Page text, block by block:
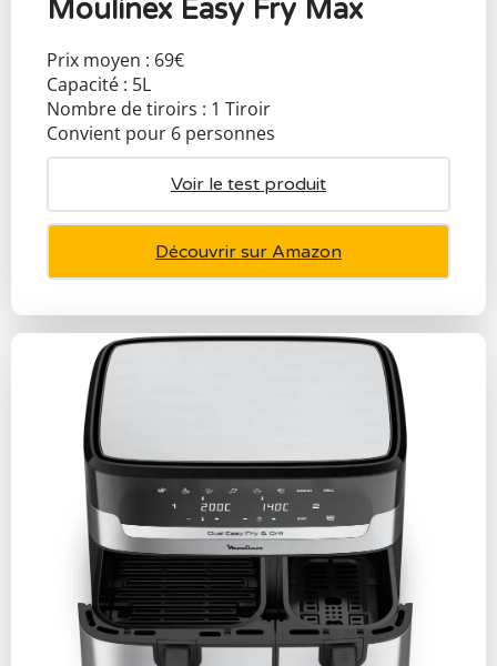
Moulinex Easy Fry Max
Prix moyen : 69€
Capacité : 5L
Nombre de tiroirs : 1 Tiroir
Convient pour 6 personnes
Voir le test produit
Découvrir sur Amazon